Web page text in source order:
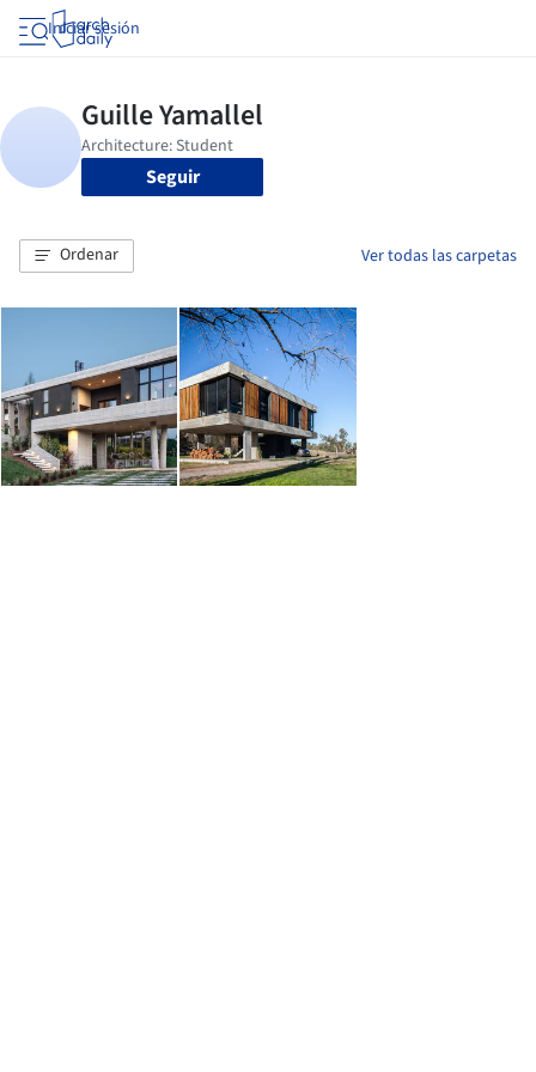
Iniciar sesión
Seguir
Ordenar Ver todas las carpetas